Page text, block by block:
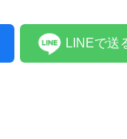
LINEで送